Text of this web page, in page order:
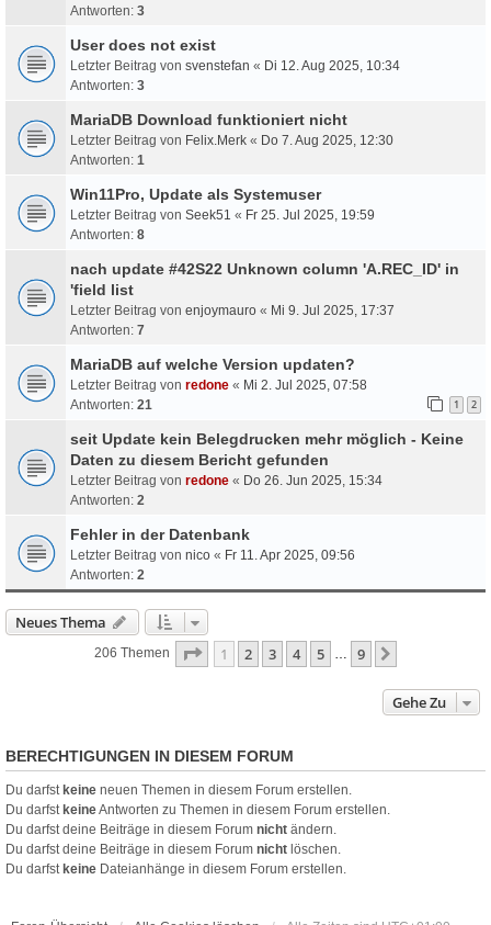
Antworten: 3
User does not exist
Letzter Beitrag von svenstefan « Di 12. Aug 2025, 10:34
Antworten: 3
MariaDB Download funktioniert nicht
Letzter Beitrag von Felix.Merk « Do 7. Aug 2025, 12:30
Antworten: 1
Win11Pro, Update als Systemuser
Letzter Beitrag von Seek51 « Fr 25. Jul 2025, 19:59
Antworten: 8
nach update #42S22 Unknown column 'A.REC_ID' in
'field list
Letzter Beitrag von enjoymauro « Mi 9. Jul 2025, 17:37
Antworten: 7
MariaDB auf welche Version updaten?
Letzter Beitrag von redone « Mi 2. Jul 2025, 07:58
Antworten: 21 1 2
seit Update kein Belegdrucken mehr möglich - Keine
Daten zu diesem Bericht gefunden
Letzter Beitrag von redone « Do 26. Jun 2025, 15:34
Antworten: 2
Fehler in der Datenbank
Letzter Beitrag von nico « Fr 11. Apr 2025, 09:56
Antworten: 2
Neues Thema
206 Themen Seite 1Von
1 2 3 4 5 9
Gehe Zu
BERECHTIGUNGEN IN DIESEM FORUM
Du darfst keine neuen Themen in diesem Forum erstellen.
Du darfst keineAntworten zu Themen in diesem Forum erstellen.
Du darfst deine Beiträge in diesem Forum nicht ändern.
Du darfst deine Beiträge in diesem Forum nicht löschen.
Du darfst keine Dateianhänge in diesem Forum erstellen.